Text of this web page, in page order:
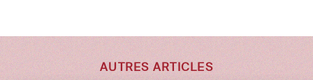
AUTRES ARTICLES